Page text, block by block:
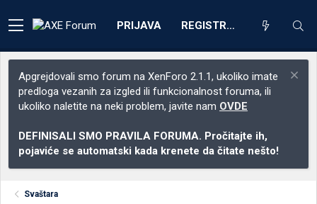
PRIJAVA REGISTRACIJA
Apgrejdovali smo forum na XenForo 2.1.1, ukoliko imate
predloga vezanih za izgled ili funkcionalnost foruma, ili
ukoliko naletite na neki problem, javite nam OVDE
DEFINISALI SMO PRAVILA FORUMA. Pročitajte ih,
pojaviće se automatski kada krenete da čitate nešto!
Svaštara